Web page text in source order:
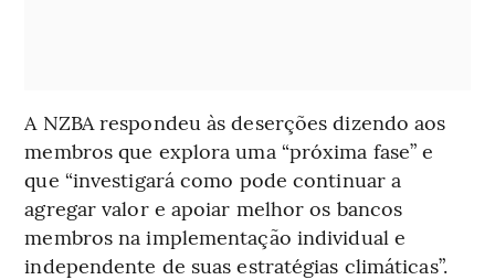
A NZBA respondeu às deserções dizendo aos
membros que explora uma “próxima fase” e
que “investigará como pode continuar a
agregar valor e apoiar melhor os bancos
membros na implementação individual e
independente de suas estratégias climáticas”.